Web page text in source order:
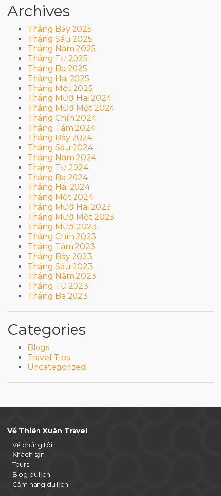
Archives
Tháng Bảy 2025
Tháng Sáu 2025
Tháng Năm 2025
Tháng Tư 2025
Tháng Ba 2025
Tháng Hai 2025
Tháng Một 2025
Tháng Mười Hai 2024
Tháng Mười Một 2024
Tháng Chín 2024
Tháng Tám 2024
Tháng Bảy 2024
Tháng Sáu 2024
Tháng Năm 2024
Tháng Tư 2024
Tháng Ba 2024
Tháng Hai 2024
Tháng Một 2024
Tháng Mười Hai 2023
Tháng Mười Một 2023
Tháng Mười 2023
Tháng Chín 2023
Tháng Tám 2023
Tháng Bảy 2023
Tháng Sáu 2023
Tháng Năm 2023
Tháng Tư 2023
Tháng Ba 2023
Categories
Blogs
Travel Tips
Uncategorized
Về Thiên Xuân Travel
Về chúng tôi
Khách sạn
Tours
Blog du lịch
Cẩm nang du lịch